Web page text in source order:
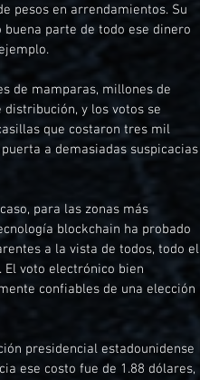
pesos en arrendamientos. Su
parte de todo ese dinero
de mamparas, millones de
y los votos se
que costaron tres mil
a demasiadas suspicacias
para las zonas más
blockchain ha probado
a la vista de todos, todo el
voto electrónico bien
confiables de una elección
presidencial estadounidense
ese costo fue de 1.88 dólares,